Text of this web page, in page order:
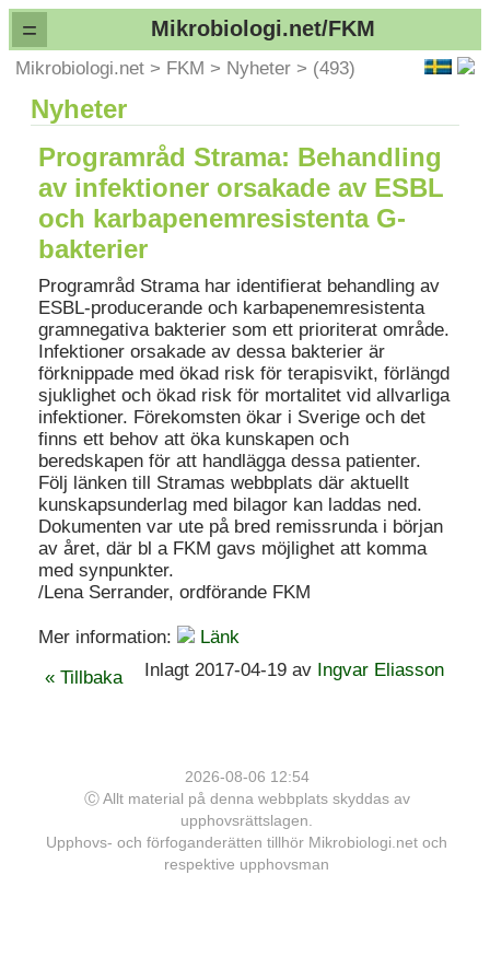
= Mikrobiologi.net/FKM
Mikrobiologi.net > FKM > Nyheter > (493)
Nyheter
Programråd Strama: Behandling
av infektioner orsakade av ESBL
och karbapenemresistenta G-
bakterier
Programråd Strama har identifierat behandling av
ESBL-producerande och karbapenemresistenta
gramnegativa bakterier som ett prioriterat område.
Infektioner orsakade av dessa bakterier är
förknippade med ökad risk för terapisvikt, förlängd
sjuklighet och ökad risk för mortalitet vid allvarliga
infektioner. Förekomsten ökar i Sverige och det
finns ett behov att öka kunskapen och
beredskapen för att handlägga dessa patienter.
Följ länken till Stramas webbplats där aktuellt
kunskapsunderlag med bilagor kan laddas ned.
Dokumenten var ute på bred remissrunda i början
av året, där bl a FKM gavs möjlighet att komma
med synpunkter.
/Lena Serrander, ordförande FKM
Mer information:
Länk
« Tillbaka
Inlagt 2017-04-19 av Ingvar Eliasson
2026-08-06 12:54
Ⓒ Allt material på denna webbplats skyddas av
upphovsrättslagen.
Upphovs- och förfoganderätten tillhör Mikrobiologi.net och
respektive upphovsman